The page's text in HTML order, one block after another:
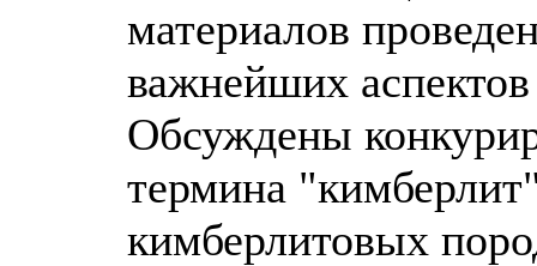
материалов
важнейших
Обсуждены
термина
кимберлитовых